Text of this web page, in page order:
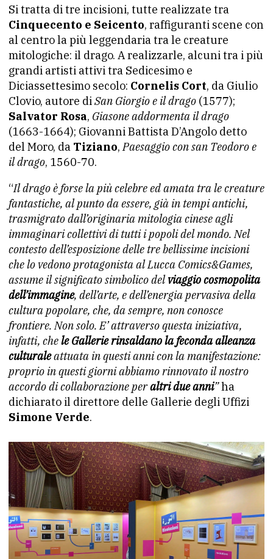
Si tratta di tre incisioni, tutte realizzate tra
Cinquecento e Seicento, raffiguranti scene con
al centro la più leggendaria tra le creature
mitologiche: il drago. A realizzarle, alcuni tra i più
grandi artisti attivi tra Sedicesimo e
Diciassettesimo secolo: Cornelis Cort, da Giulio
Clovio, autore diSan Giorgio e il drago (1577);
Salvator Rosa, Giasone addormenta il drago
(1663-1664); Giovanni Battista D’Angolo detto
del Moro, da Tiziano,Paesaggio con san Teodoro e
il drago, 1560-70.
“Il drago è forse la più celebre ed amata tra le creature
fantastiche, al punto da essere, già in tempi antichi,
trasmigrato dall’originaria mitologia cinese agli
immaginari collettivi di tutti i popoli del mondo. Nel
contesto dell’esposizione delle tre bellissime incisioni
che lo vedono protagonista al Lucca Comics&Games,
assume il significato simbolico delviaggio cosmopolita
dell’immagine, dell’arte, e dell’energia pervasiva della
cultura popolare, che, da sempre, non conosce
frontiere. Non solo. E’ attraverso questa iniziativa,
infatti, chele Gallerie rinsaldano la feconda alleanza
culturaleattuata in questi anni con la manifestazione:
proprio in questi giorni abbiamo rinnovato il nostro
accordo di collaborazione peraltri due anni”ha
dichiarato il direttore delle Gallerie degli Uffizi
Simone Verde.